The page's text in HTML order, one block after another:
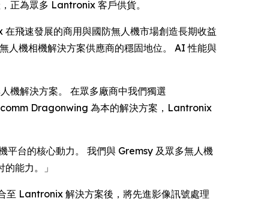
正為眾多 Lantronix 客戶供貨。
飛速發展的商用與國防無人機市場創造長期收益
人機相機解決方案供應商的穩固地位。 AI 性能與
機解決方案。 在眾多廠商中我們獨選
Dragonwing 為本的解決方案，Lantronix
台的核心動力。 我們與 Gremsy 及眾多無人機
能力。」
Lantronix 解決方案後，將先進影像訊號處理